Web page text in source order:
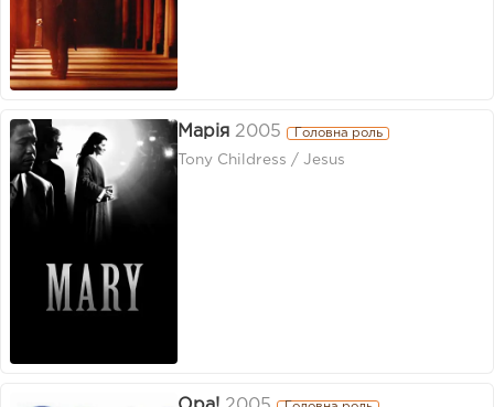
Марія 2005 Головна роль
Tony Childress / Jesus